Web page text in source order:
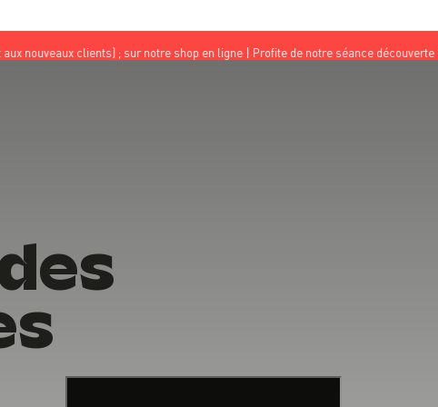
; sur notre shop en ligne | Profite de notre séance découverte à 10€ au